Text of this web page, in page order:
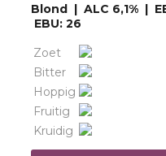
Blond | ALC 6,1% |
EBU: 26
Zoet
Bitter
Hoppig
Fruitig
Kruidig